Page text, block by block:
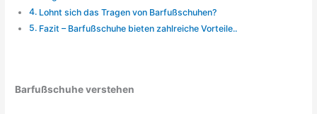
Lohnt sich das Tragen von Barfußschuhen?
Fazit – Barfußschuhe bieten zahlreiche Vorteile..
Barfußschuhe verstehen